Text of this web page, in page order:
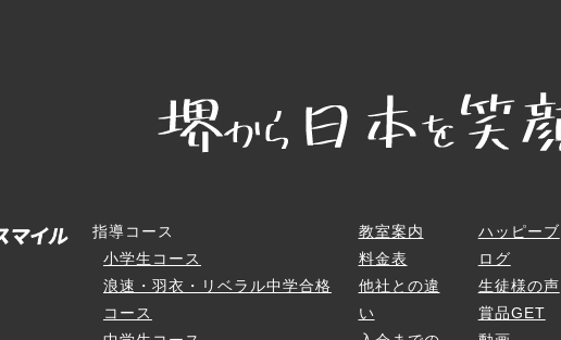
指導コース
小学生コース
浪速・羽衣・リベラル中学合格
コース
教室案内
料金表
他社との違
い
ハッピーブ
ログ
生徒様の声
賞品GET